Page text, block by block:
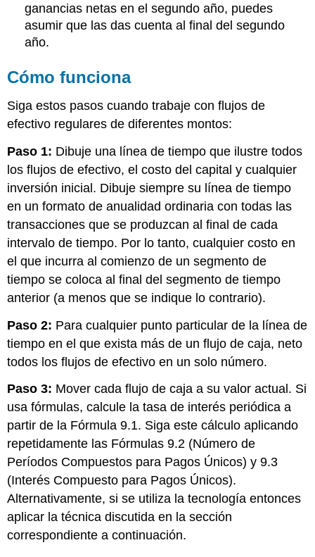
ganancias netas en el segundo año, puedes
asumir que las das cuenta al final del segundo
año.
Cómo funciona
Siga estos pasos cuando trabaje con flujos de
efectivo regulares de diferentes montos:
Paso 1: Dibuje una línea de tiempo que ilustre todos
los flujos de efectivo, el costo del capital y cualquier
inversión inicial. Dibuje siempre su línea de tiempo
en un formato de anualidad ordinaria con todas las
transacciones que se produzcan al final de cada
intervalo de tiempo. Por lo tanto, cualquier costo en
el que incurra al comienzo de un segmento de
tiempo se coloca al final del segmento de tiempo
anterior (a menos que se indique lo contrario).
Paso 2: Para cualquier punto particular de la línea de
tiempo en el que exista más de un flujo de caja, neto
todos los flujos de efectivo en un solo número.
Paso 3: Mover cada flujo de caja a su valor actual. Si
usa fórmulas, calcule la tasa de interés periódica a
partir de la Fórmula 9.1. Siga este cálculo aplicando
repetidamente las Fórmulas 9.2 (Número de
Períodos Compuestos para Pagos Únicos) y 9.3
(Interés Compuesto para Pagos Únicos).
Alternativamente, si se utiliza la tecnología entonces
aplicar la técnica discutida en la sección
correspondiente a continuación.